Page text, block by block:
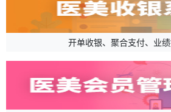
开单收银、聚合支付、业